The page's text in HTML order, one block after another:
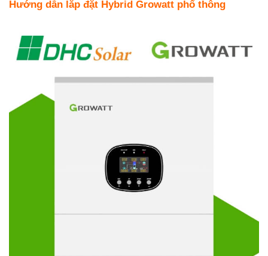
Hướng dẫn lắp đặt Hybrid Growatt phổ thông